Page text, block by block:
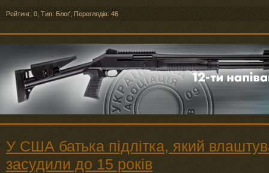
Рейтинг: 0 Тип: Блоґ Переглядів: 46
У США батька підлітка, який
засудили до 15 років